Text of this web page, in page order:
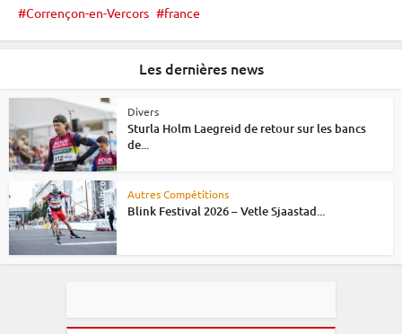
Corrençon-en-Vercors france
Les dernières news
Divers
Sturla Holm Laegreid de retour sur les bancs
de...
Autres Compétitions
Blink Festival 2026 – Vetle Sjaastad...